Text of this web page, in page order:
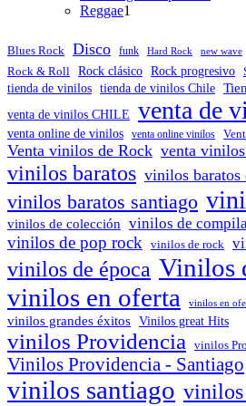
Reggae1
Blues Rock Disco funk Hard Rock new wave
Rock & Roll Rock clásico Rock progresivo
tienda de vinilos tienda de vinilos Chile
venta de vinilos CHILE venta de
venta online de vinilos venta online vinilos
Venta vinilos de Rock venta
vinilos baratos vinilos baratos
vinilos baratos santiago
vinilos de colección vinilos de
vinilos de pop rock vinilos de rock
vinilos de época Vinilos
vinilos en oferta
vinilos en
vinilos grandes éxitos Vinilos great Hits
vinilos Providencia vinilos
Vinilos Providencia - Santiago
vinilos santiago vinilos